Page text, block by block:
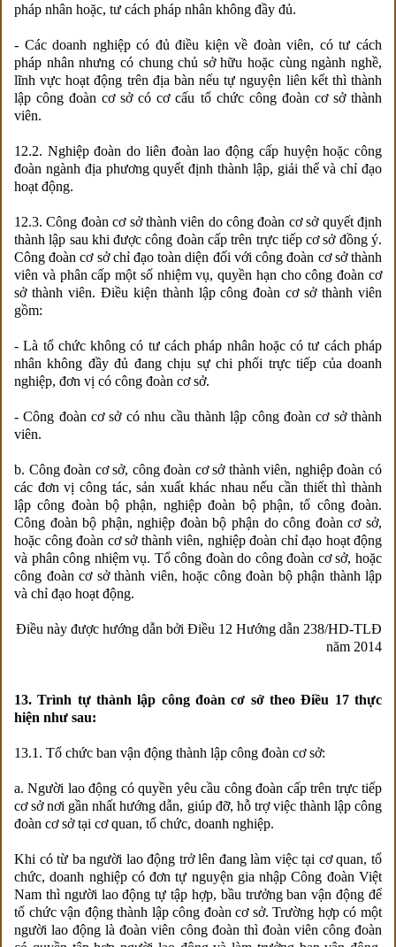
pháp nhân hoặc, tư cách pháp nhân không đầy đủ.
- Các doanh nghiệp có đủ điều kiện về đoàn viên, có tư cách
pháp nhân nhưng có chung chủ sở hữu hoặc cùng ngành nghề,
lĩnh vực hoạt động trên địa bàn nếu tự nguyện liên kết thì thành
lập công đoàn cơ sở có cơ cấu tổ chức công đoàn cơ sở thành
viên.
12.2. Nghiệp đoàn do liên đoàn lao động cấp huyện hoặc công
đoàn ngành địa phương quyết định thành lập, giải thể và chỉ đạo
hoạt động.
12.3. Công đoàn cơ sở thành viên do công đoàn cơ sở quyết định
thành lập sau khi được công đoàn cấp trên trực tiếp cơ sở đồng ý.
Công đoàn cơ sở chỉ đạo toàn diện đối với công đoàn cơ sở thành
viên và phân cấp một số nhiệm vụ, quyền hạn cho công đoàn cơ
sở thành viên. Điều kiện thành lập công đoàn cơ sở thành viên
gồm:
- Là tổ chức không có tư cách pháp nhân hoặc có tư cách pháp
nhân không đầy đủ đang chịu sự chi phối trực tiếp của doanh
nghiệp, đơn vị có công đoàn cơ sở.
- Công đoàn cơ sở có nhu cầu thành lập công đoàn cơ sở thành
viên.
b. Công đoàn cơ sở, công đoàn cơ sở thành viên, nghiệp đoàn có
các đơn vị công tác, sản xuất khác nhau nếu cần thiết thì thành
lập công đoàn bộ phận, nghiệp đoàn bộ phận, tổ công đoàn.
Công đoàn bộ phận, nghiệp đoàn bộ phận do công đoàn cơ sở,
hoặc công đoàn cơ sở thành viên, nghiệp đoàn chỉ đạo hoạt động
và phân công nhiệm vụ. Tổ công đoàn do công đoàn cơ sở, hoặc
công đoàn cơ sở thành viên, hoặc công đoàn bộ phận thành lập
và chỉ đạo hoạt động.
Điều này được hướng dẫn bởi Điều 12 Hướng dẫn 238/HD-TLĐ
năm 2014
13. Trình tự thành lập công đoàn cơ sở theo Điều 17 thực
hiện như sau:
13.1. Tổ chức ban vận động thành lập công đoàn cơ sở:
a. Người lao động có quyền yêu cầu công đoàn cấp trên trực tiếp
cơ sở nơi gần nhất hướng dẫn, giúp đỡ, hỗ trợ việc thành lập công
đoàn cơ sở tại cơ quan, tổ chức, doanh nghiệp.
Khi có từ ba người lao động trở lên đang làm việc tại cơ quan, tổ
chức, doanh nghiệp có đơn tự nguyện gia nhập Công đoàn Việt
Nam thì người lao động tự tập hợp, bầu trưởng ban vận động để
tổ chức vận động thành lập công đoàn cơ sở. Trường hợp có một
người lao động là đoàn viên công đoàn thì đoàn viên công đoàn